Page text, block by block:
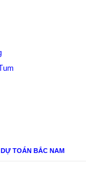
TOÁN BẮC NAM